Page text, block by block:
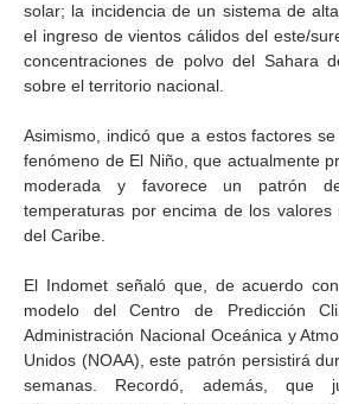
solar; la incidencia de un sistema de
el ingreso de vientos cálidos del este/
concentraciones de polvo del Sahara
sobre el territorio nacional.
Asimismo, indicó que a estos factores
fenómeno de El Niño, que actualmente
moderada y favorece un patrón
temperaturas por encima de los
del Caribe.
El Indomet señaló que, de acuerdo
modelo del Centro de Predicción
Administración Nacional Oceánica y
Unidos (NOAA), este patrón persistirá
semanas. Recordó, además, que